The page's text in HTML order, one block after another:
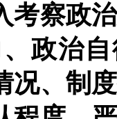
考察政
政治
况、制